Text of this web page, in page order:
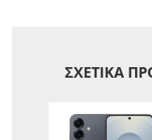
ΣΧΕΤΙΚΆ